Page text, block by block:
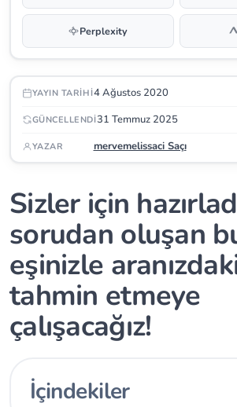
Perplexity
YAYIN TARIHI4 Ağustos 2020
GÜNCELLENDI31 Temmuz 2025
YAZAR mervemelissaci Saçı
Sizler için
sorudan oluşan
eşinizle
tahmin etmeye
çalışacağız!
İçindekiler